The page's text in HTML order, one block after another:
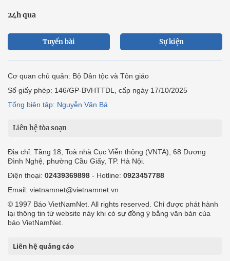
24h qua
Tuyến bài Sự kiện
Cơ quan chủ quản: Bộ Dân tộc và Tôn giáo
Số giấy phép: 146/GP-BVHTTDL, cấp ngày 17/10/2025
Tổng biên tập: Nguyễn Văn Bá
Liên hệ tòa soạn
Địa chỉ: Tầng 18, Toà nhà Cục Viễn thông (VNTA), 68 Dương
Đình Nghệ, phường Cầu Giấy, TP. Hà Nội.
Điện thoại: 02439369898 - Hotline: 0923457788
Email: vietnamnet@vietnamnet.vn
© 1997 Báo VietNamNet. All rights reserved. Chỉ được phát hành
lại thông tin từ website này khi có sự đồng ý bằng văn bản của
báo VietNamNet.
Liên hệ quảng cáo